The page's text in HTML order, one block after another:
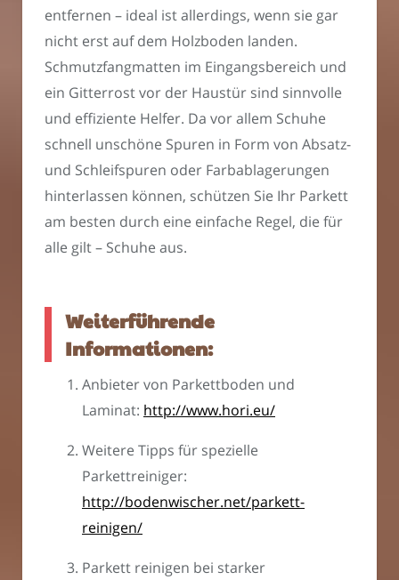
entfernen – ideal ist allerdings, wenn sie gar
nicht erst auf dem Holzboden landen.
Schmutzfangmatten im Eingangsbereich und
ein Gitterrost vor der Haustür sind sinnvolle
und effiziente Helfer. Da vor allem Schuhe
schnell unschöne Spuren in Form von Absatz-
und Schleifspuren oder Farbablagerungen
hinterlassen können, schützen Sie Ihr Parkett
am besten durch eine einfache Regel, die für
alle gilt – Schuhe aus.
Weiterführende
Informationen:
Anbieter von Parkettboden und
Laminat: http://www.hori.eu/
Weitere Tipps für spezielle
Parkettreiniger:
http://bodenwischer.net/parkett-
reinigen/
Parkett reinigen bei starker